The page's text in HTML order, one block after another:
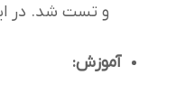
و تست شد. در
آموزش: